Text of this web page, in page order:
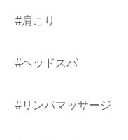
#肩こり
#ヘッドスパ
#リンパマッサージ